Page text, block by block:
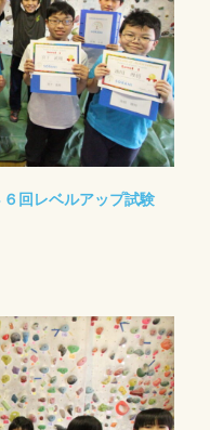
レベルアップ試験